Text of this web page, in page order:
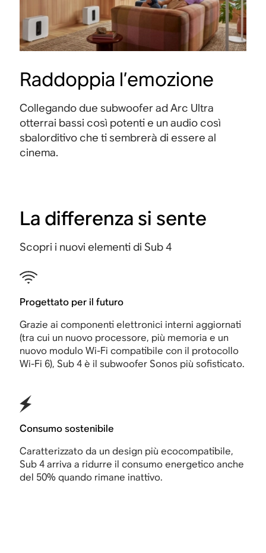
Raddoppia l’emozione
Collegando due subwoofer ad Arc Ultra
otterrai bassi così potenti e un audio così
sbalorditivo che ti sembrerà di essere al
cinema.
La differenza si sente
Scopri i nuovi elementi di Sub 4
Progettato per il futuro
Grazie ai componenti elettronici interni aggiornati
(tra cui un nuovo processore, più memoria e un
nuovo modulo Wi-Fi compatibile con il protocollo
Wi-Fi 6), Sub 4 è il subwoofer Sonos più sofisticato.
Consumo sostenibile
Caratterizzato da un design più ecocompatibile,
Sub 4 arriva a ridurre il consumo energetico anche
del 50% quando rimane inattivo.